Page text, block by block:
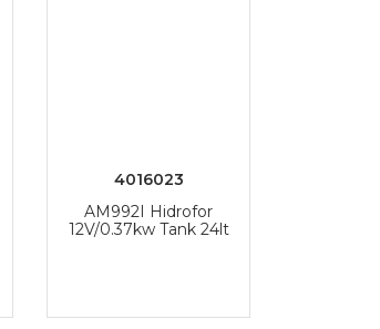
4016023
AM992I Hidrofor
12V/0.37kw Tank 24lt